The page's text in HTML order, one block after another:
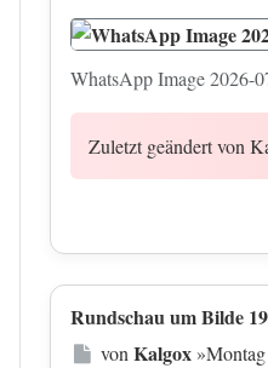
WhatsApp Image 2026-
Zuletzt geändert von
Rundschau um Bilde
Beitrag
von Kalgox»